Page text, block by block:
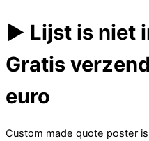
► Lijst is niet
Gratis
euro
Custom made quote poster